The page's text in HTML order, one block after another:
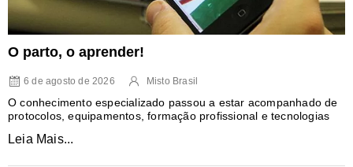
O parto, o aprender!
6 de agosto de 2026 Misto Brasil
O conhecimento especializado passou a estar acompanhado de
protocolos, equipamentos, formação profissional e tecnologias
Leia Mais...